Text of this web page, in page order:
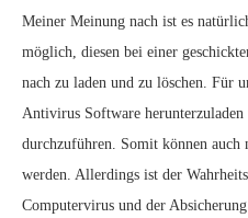
Meiner Meinung nach ist es
möglich, diesen bei einer
nach zu laden und zu löschen. Für
Antivirus Software
durchzuführen. Somit können auch
werden. Allerdings ist der
Computervirus und der